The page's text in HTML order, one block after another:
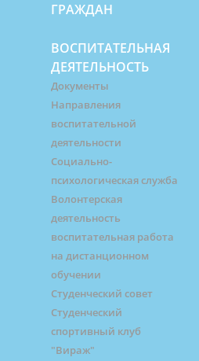
ГРАЖДАН
ВОСПИТАТЕЛЬНАЯ
ДЕЯТЕЛЬНОСТЬ
Документы
Направления
воспитательной
деятельности
Социально-
психологическая служба
Волонтерская
деятельность
воспитательная работа
на дистанционном
обучении
Студенческий совет
Студенческий
спортивный клуб
"Вираж"